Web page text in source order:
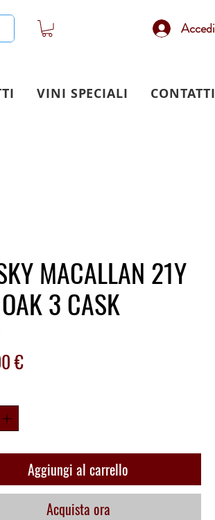
Accedi
VINI SPECIALI CONTATTI
MACALLAN 21Y
3 CASK
€Prezzo
Aggiungi al carrello
Acquista ora